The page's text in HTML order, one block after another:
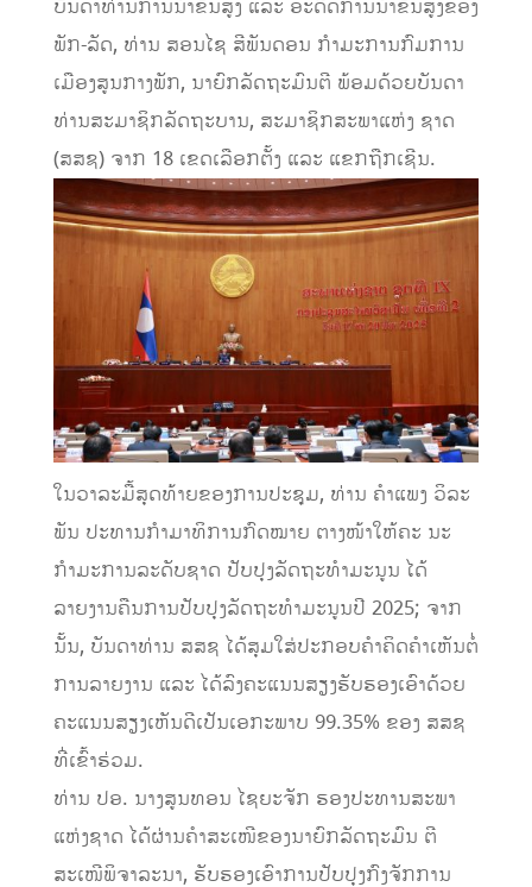
ບັນດາທ່ານການນໍາຂັ້ນສູງ ແລະ ອະດີດການນໍາຂັ້ນສູງຂອງ
ພັກ-ລັດ, ທ່ານ ສອນໄຊ ສີພັນດອນ ກໍາມະການກົມການ
ເມືອງສູນກາງພັກ, ນາຍົກລັດຖະມົນຕີ ພ້ອມດ້ວຍບັນດາ
ທ່ານສະມາຊິກລັດຖະບານ, ສະມາຊິກສະພາແຫ່ງ ຊາດ
(ສສຊ) ຈາກ 18 ເຂດເລືອກຕັ້ງ ແລະ ແຂກຖືກເຊີນ.
ໃນວາລະມື້ສຸດທ້າຍຂອງການປະຊຸມ, ທ່ານ ຄຳແພງ ວິລະ
ພັນ ປະທານກຳມາທິການກົດໝາຍ ຕາງໜ້າໃຫ້ຄະ ນະ
ກຳມະການລະດັບຊາດ ປັບປຸງລັດຖະທຳມະນູນ ໄດ້
ລາຍງານຄືນການປັບປຸງລັດຖະທຳມະນູນປີ 2025; ຈາກ
ນັ້ນ, ບັນດາທ່ານ ສສຊ ໄດ້ສຸມໃສ່ປະກອບຄຳຄິດຄຳເຫັນຕໍ່
ການລາຍງານ ແລະ ໄດ້ລົງຄະແນນສຽງຮັບຮອງເອົາດ້ວຍ
ຄະແນນສຽງເຫັນດີເປັນເອກະພາບ 99.35% ຂອງ ສສຊ
ທີ່ເຂົ້າຮ່ວມ.
ທ່ານ ປອ. ນາງສູນທອນ ໄຊຍະຈັກ ຮອງປະທານສະພາ
ແຫ່ງຊາດ ໄດ້ຜ່ານຄຳສະເໜີຂອງນາຍົກລັດຖະມົນ ຕີ
ສະເໜີພິຈາລະນາ, ຮັບຮອງເອົາການປັບປຸງກົງຈັກການ